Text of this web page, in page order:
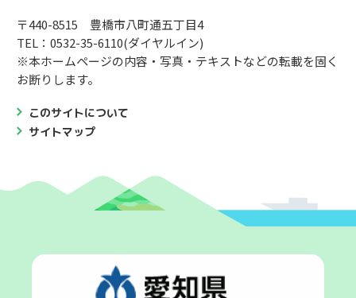
〒440-8515 豊橋市八町通五丁目4
TEL：0532-35-6110(ダイヤルイン)
※本ホームページの内容・写真・テキストなどの転載を固く
お断りします。
このサイトについて
サイトマップ